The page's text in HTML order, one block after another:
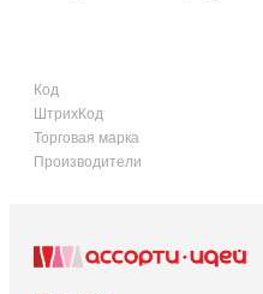
Код
ШтрихКод
Торговая марка
Производители